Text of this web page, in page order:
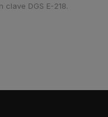
clave DGS E-218.